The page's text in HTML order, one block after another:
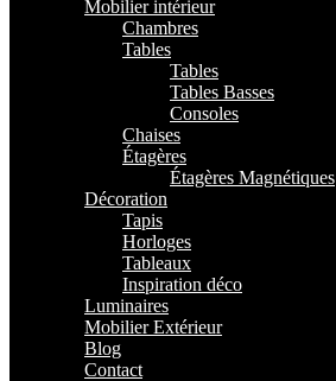
Mobilier intérieur
Chambres
Tables
Tables
Tables Basses
Consoles
Chaises
Étagères
Étagères Magnétiques
Décoration
Tapis
Horloges
Tableaux
Inspiration déco
Luminaires
Mobilier Extérieur
Blog
Contact